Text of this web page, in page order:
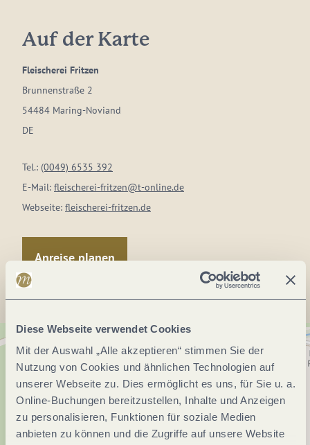
Diese Webseite verwendet Cookies
Mit der Auswahl „Alle akzeptieren“ stimmen Sie der
Nutzung von Cookies und ähnlichen Technologien auf
unserer Webseite zu. Dies ermöglicht es uns, für Sie u. a.
Online-Buchungen bereitzustellen, Inhalte und Anzeigen
zu personalisieren, Funktionen für soziale Medien
anbieten zu können und die Zugriffe auf unsere Website
Auf der Karte
Fleischerei Fritzen
Brunnenstraße 2
54484 Maring-Noviand
DE
Tel.: (0049) 6535 392
E-Mail: fleischerei-fritzen@t-online.de
Webseite: fleischerei-fritzen.de
Anreise planen